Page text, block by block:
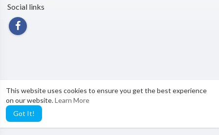
This website uses cookies to ensure you get the best experience
on our website.Learn More
Got It!
Social links